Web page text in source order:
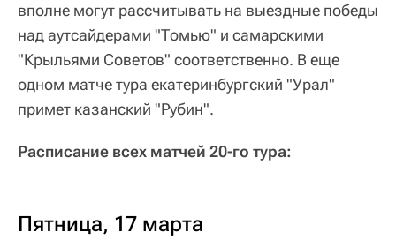
вполне могут рассчитывать на выездные победы
над аутсайдерами "Томью" и самарскими
"Крыльями Советов" соответственно. В еще
одном матче тура екатеринбургский "Урал"
примет казанский "Рубин".
Расписание всех матчей 20-го тура:
Пятница, 17 марта